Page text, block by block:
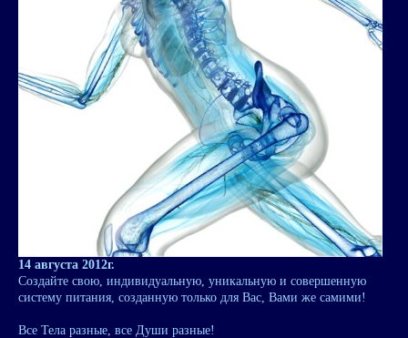
14 августа 2012г.
Создайте свою, индивидуальную, уникальную и совершенную
систему питания, созданную только для Вас, Вами же самими!
Все Тела разные, все Души разные!